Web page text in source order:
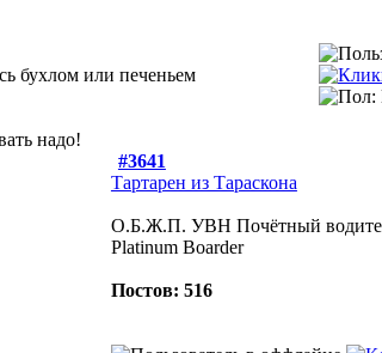
бухлом или печеньем
надо!
#3641
Тартарен из Тараскона
О.Б.Ж.П. УВН Почётный
Platinum Boarder
Постов: 516